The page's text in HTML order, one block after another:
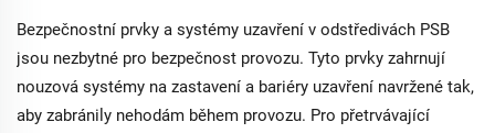
Bezpečnostní prvky a systémy uzavření v odstředivách PSB
jsou nezbytné pro bezpečnost provozu. Tyto prvky zahrnují
nouzová systémy na zastavení a bariéry uzavření navržené tak,
aby zabránily nehodám během provozu. Pro přetrvávající